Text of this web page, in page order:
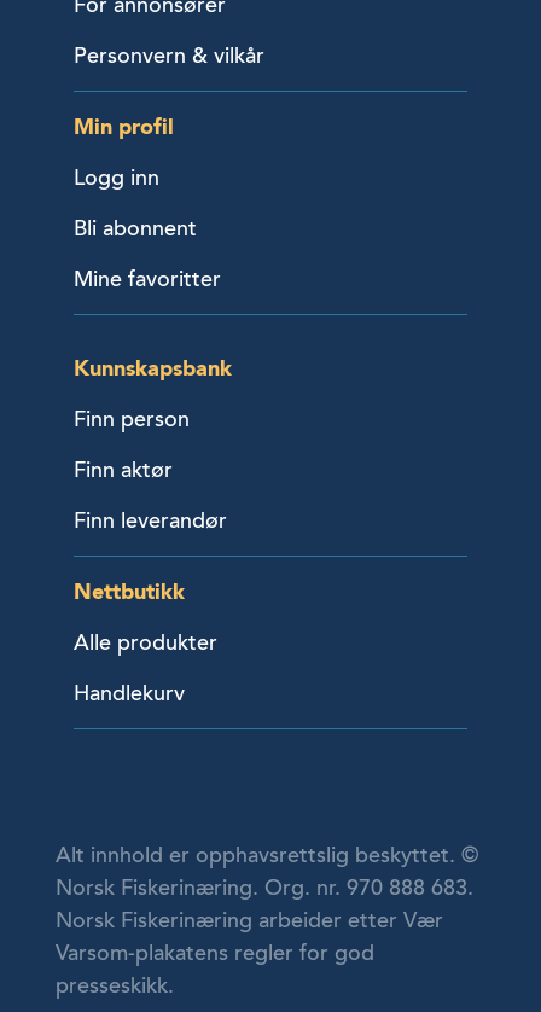
Personvern & vilkår
Min profil
Logg inn
Bli abonnent
Mine favoritter
Kunnskapsbank
Finn person
Finn aktør
Finn leverandør
Nettbutikk
Alle produkter
Handlekurv
Alt innhold er opphavsrettslig beskyttet. ©
Norsk Fiskerinæring. Org. nr. 970 888 683.
Norsk Fiskerinæring arbeider etter Vær
Varsom-plakatens regler for god
presseskikk.